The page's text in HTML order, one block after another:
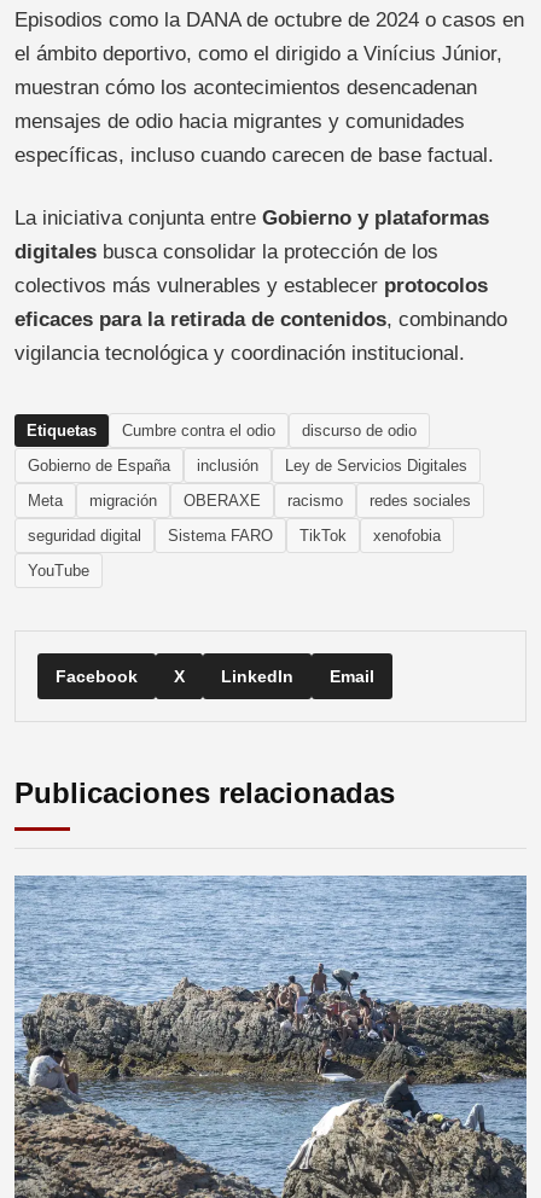
Episodios como la DANA de octubre de 2024 o casos en
el ámbito deportivo, como el dirigido a Vinícius Júnior,
muestran cómo los acontecimientos desencadenan
mensajes de odio hacia migrantes y comunidades
específicas, incluso cuando carecen de base factual.
La iniciativa conjunta entre Gobierno y plataformas
digitales busca consolidar la protección de los
colectivos más vulnerables y establecer protocolos
eficaces para la retirada de contenidos, combinando
vigilancia tecnológica y coordinación institucional.
Etiquetas Cumbre contra el odio
discurso de odio
Gobierno de España
inclusión
Ley de Servicios Digitales
Meta
migración OBERAXE racismo
redes sociales
seguridad digital
Sistema FARO TikTok
xenofobia
YouTube
Facebook X LinkedIn Email
Publicaciones relacionadas